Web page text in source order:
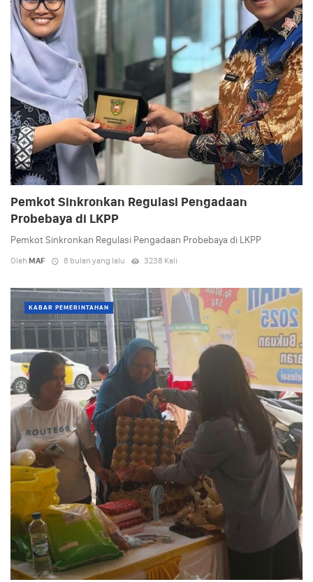
Pemkot Sinkronkan Regulasi Pengadaan
Probebaya di LKPP
Pemkot Sinkronkan Regulasi Pengadaan Probebaya di LKPP
Oleh MAF 8 bulan yang lalu 3238 Kali
KABAR PEMERINTAHAN